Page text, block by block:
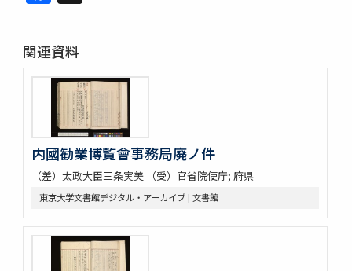
関連資料
内國勧業博覧會事務局廃ノ件
（差）太政大臣三条実美 （受）官省院使庁; 府県
東京大学文書館デジタル・アーカイブ | 文書館